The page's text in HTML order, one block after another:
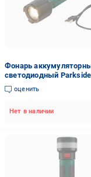
Фонарь
светодиодный
850lm 4000K PAL 850 A1
оценить
Нет в наличии